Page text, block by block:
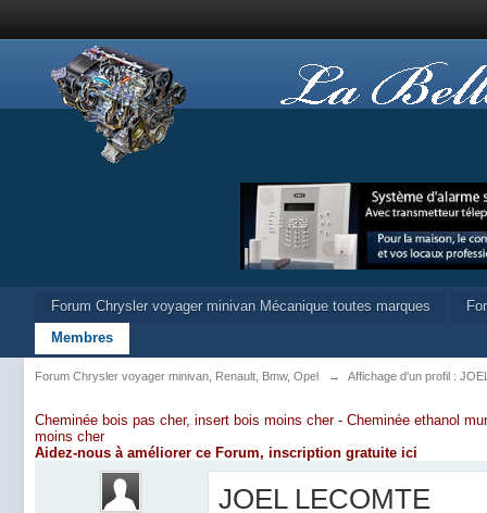
Forum Chrysler voyager minivan Mécanique toutes marques
Membres
Forum Chrysler voyager minivan, Renault, Bmw, Opel → Affichage d'un profil :
Cheminée bois pas cher, insert bois moins cher - Cheminée ethanol
moins cher
Aidez-nous à améliorer ce Forum, inscription gratuite ici
JOEL LECOMTE